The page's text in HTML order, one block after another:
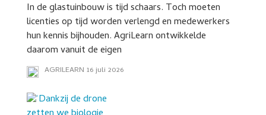
In de glastuinbouw is tijd schaars. Toch moeten
licenties op tijd worden verlengd en medewerkers
hun kennis bijhouden. AgriLearn ontwikkelde
daarom vanuit de eigen
AGRILEARN 16 juli 2026